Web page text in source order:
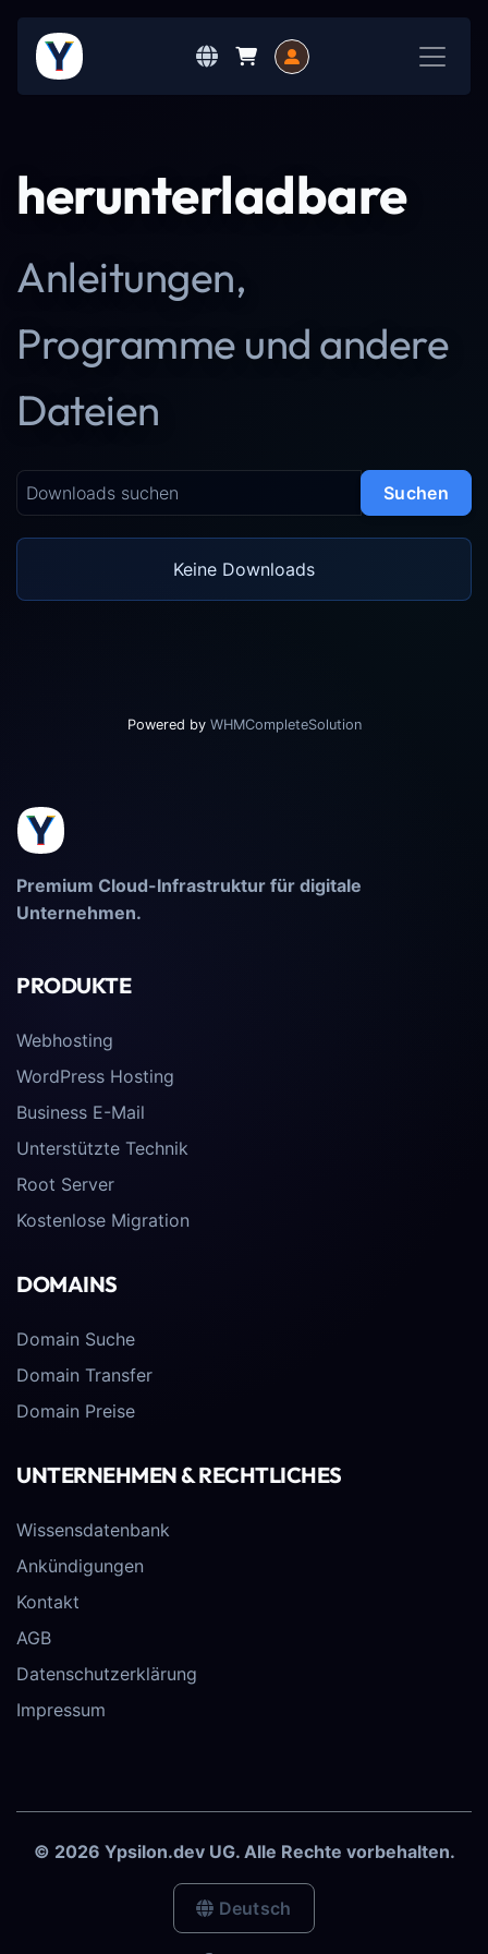
herunterladbare
Anleitungen,
Programme und andere
Dateien
Suchen
Keine Downloads
Powered by WHMCompleteSolution
Premium Cloud-Infrastruktur für digitale
Unternehmen.
PRODUKTE
Webhosting
WordPress Hosting
Business E-Mail
Unterstützte Technik
Root Server
Kostenlose Migration
DOMAINS
Domain Suche
Domain Transfer
Domain Preise
UNTERNEHMEN & RECHTLICHES
Wissensdatenbank
Ankündigungen
Kontakt
AGB
Datenschutzerklärung
Impressum
© 2026 Ypsilon.dev UG. Alle Rechte vorbehalten.
Deutsch